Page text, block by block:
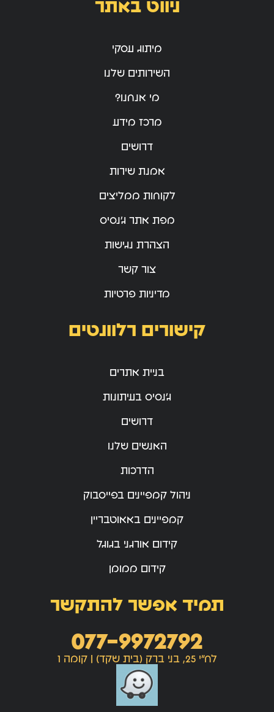
ניווט באתר
מיתוג עסקי
השירותים שלנו
מי אנחנו?
מרכז מידע
דרושים
אמנת שירות
לקוחות ממליצים
מפת אתר ג’נסיס
הצהרת נגישות
צור קשר
מדיניות פרטיות
קישורים רלוונטים
בניית אתרים
ג’נסיס בעיתונות
דרושים
האנשים שלנו
הדרכות
ניהול קמפיינים בפייסבוק
קמפיינים באאוטבריין
קידום אורגני בגוגל
קידום ממומן
תמיד אפשר להתקשר
077-9972792
לח"י 25, בני ברק (בית שקד) | קומה 1